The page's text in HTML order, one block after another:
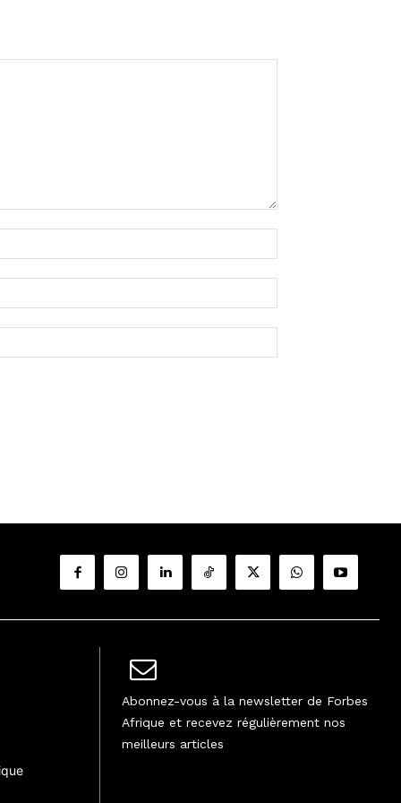
Abonnez-vous à la newsletter de Forbes
Afrique et recevez régulièrement nos
meilleurs articles